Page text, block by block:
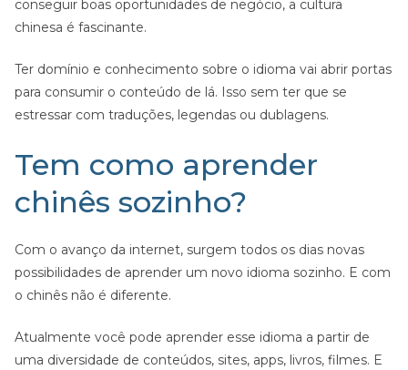
conseguir boas oportunidades de negócio, a cultura
chinesa é fascinante.
Ter domínio e conhecimento sobre o idioma vai abrir portas
para consumir o conteúdo de lá. Isso sem ter que se
estressar com traduções, legendas ou dublagens.
Tem como aprender
chinês sozinho?
Com o avanço da internet, surgem todos os dias novas
possibilidades de aprender um novo idioma sozinho. E com
o chinês não é diferente.
Atualmente você pode aprender esse idioma a partir de
uma diversidade de conteúdos, sites, apps, livros, filmes. E